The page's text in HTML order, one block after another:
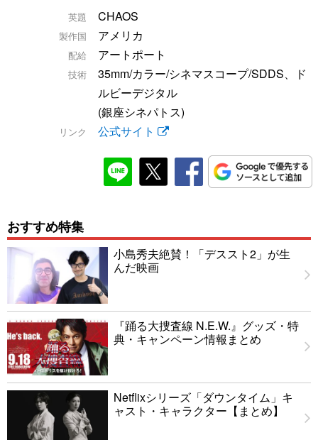
英題 CHAOS
製作国 アメリカ
配給 アートポート
技術
35mm/カラー/シネマスコープ/SDDS、ド
ルビーデジタル
(銀座シネパトス)
リンク 公式サイト
おすすめ特集
小島秀夫絶賛！「デススト2」が生
んだ映画
『踊る大捜査線 N.E.W.』グッズ・特
典・キャンペーン情報まとめ
Netflixシリーズ「ダウンタイム」キ
ャスト・キャラクター【まとめ】